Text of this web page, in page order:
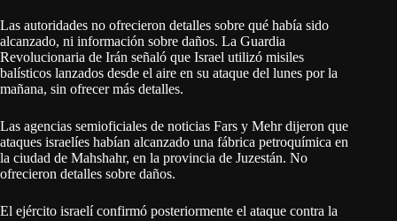
Las autoridades no ofrecieron detalles sobre qué había sido
alcanzado, ni información sobre daños. La Guardia
Revolucionaria de Irán señaló que Israel utilizó misiles
balísticos lanzados desde el aire en su ataque del lunes por la
mañana, sin ofrecer más detalles.
Las agencias semioficiales de noticias Fars y Mehr dijeron que
ataques israelíes habían alcanzado una fábrica petroquímica en
la ciudad de Mahshahr, en la provincia de Juzestán. No
ofrecieron detalles sobre daños.
El ejército israelí confirmó posteriormente el ataque contra la